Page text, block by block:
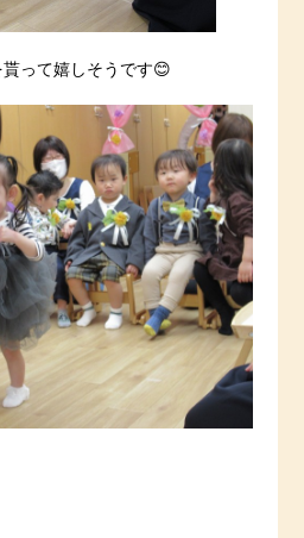
って嬉しそうです😊